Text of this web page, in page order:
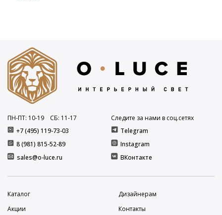
+7 (495) 119-73-03
8 (981) 815-52-89
ПН-ПТ: 10-19 СБ: 11-17
sales@o-luce.ru
Следите за нами в соц.сетях
Telegram
Instagram
ВКонтакте
Каталог
Дизайнерам
Акции
Контакты